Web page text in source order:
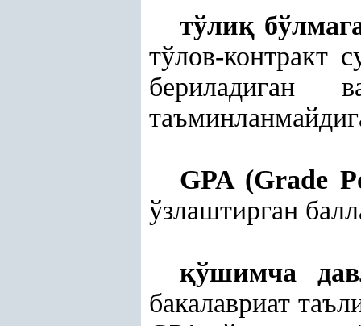
тўлиқ
тўлов-контракт
бериладиган
GPA (Grade
ўзлаштирган
қўшимча
бакалавриат